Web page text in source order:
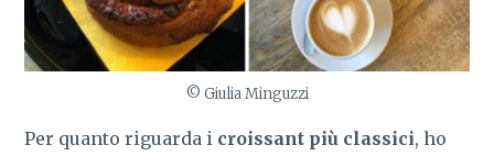
© Giulia Minguzzi
Per quanto riguarda i croissant più classici, ho